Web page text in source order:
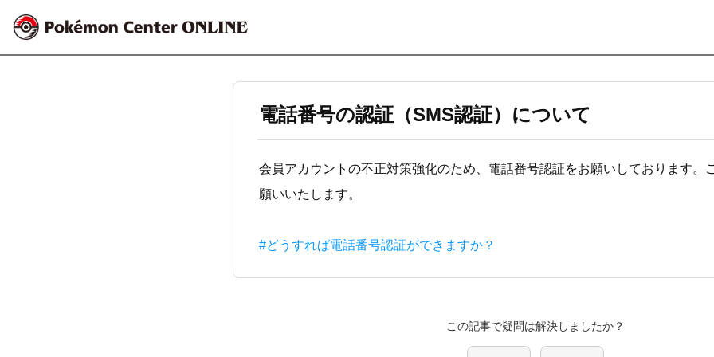
電話番号の認証（SMS認証）について
会員アカウントの不正対策強化のため、電話番号認証をお願いしております。
願いいたします。
#どうすれば電話番号認証ができますか？
この記事で疑問は解決しましたか？